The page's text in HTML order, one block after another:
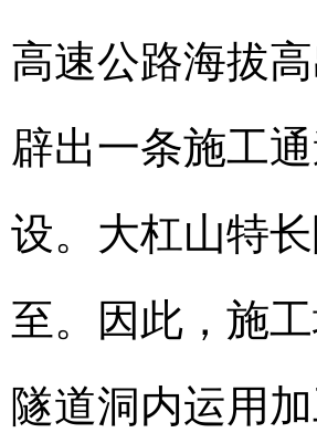
高速公路海拔
辟出一条施工
设。大杠山特
至。因此，施
隧道洞内运用